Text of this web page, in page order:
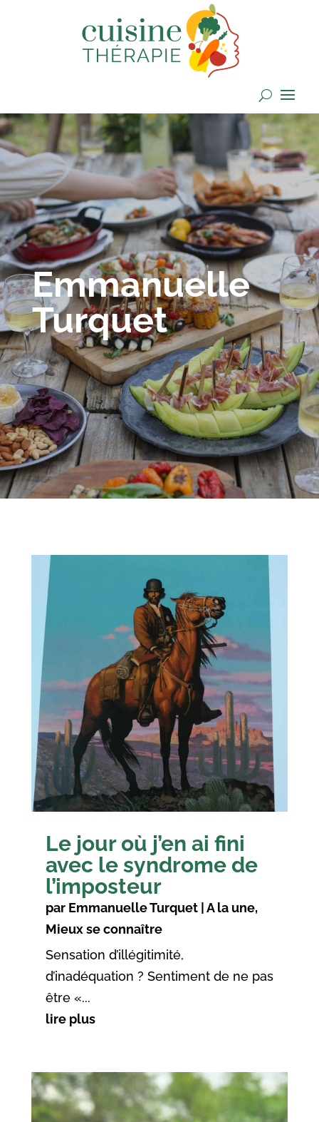
Emmanuelle
Turquet
Le jour où j’en ai fini
avec le syndrome de
l’imposteur
par Emmanuelle Turquet| A la une,
Mieux se connaître
Sensation d’illégitimité,
d’inadéquation ? Sentiment de ne pas
être «...
lire plus